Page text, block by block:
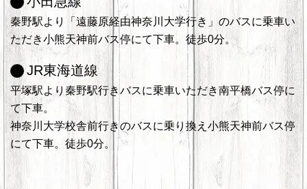
秦野駅より「遠藤原経由神奈川大学行き」のバスに乗車い
ただき小熊天神前バス停にて下車。徒歩0分。
JR東海道線
平塚駅より秦野駅行きバスに乗車いただき南平橋バス停に
て下車。
神奈川大学校舎前行きのバスに乗り換え小熊天神前バス停
にて下車。徒歩0分。